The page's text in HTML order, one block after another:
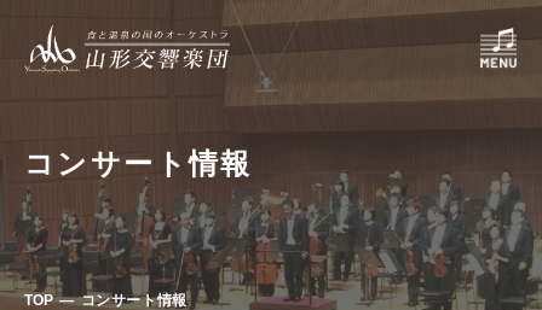
コンサート情報
TOP コンサート情報